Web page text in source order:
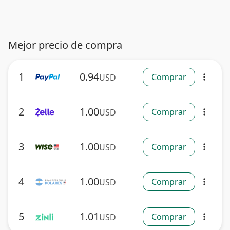
Mejor precio de compra
1 0.94USD Comprar more_vert
2 1.00USD Comprar more_vert
3 1.00USD Comprar more_vert
4 1.00USD Comprar more_vert
5 1.01 USD Comprar more_vert